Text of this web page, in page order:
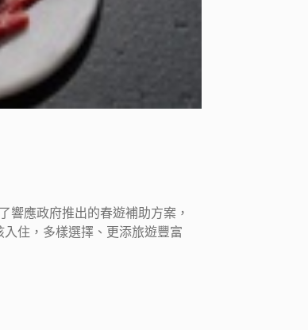
響應政府推出的春遊補助方案，
住，多樣選擇、更添旅遊豐富